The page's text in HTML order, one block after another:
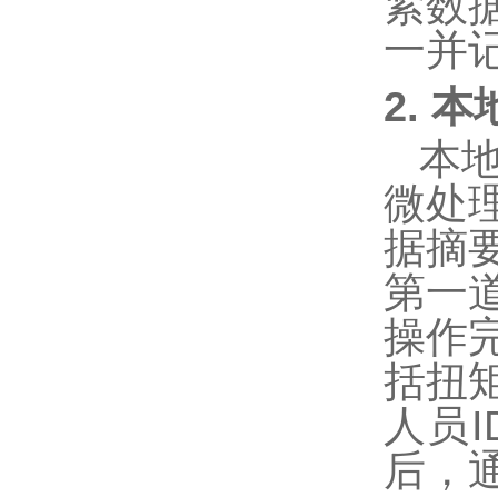
一并
2. 本
本
微处
据摘
第一
操作
括扭
人员
后，